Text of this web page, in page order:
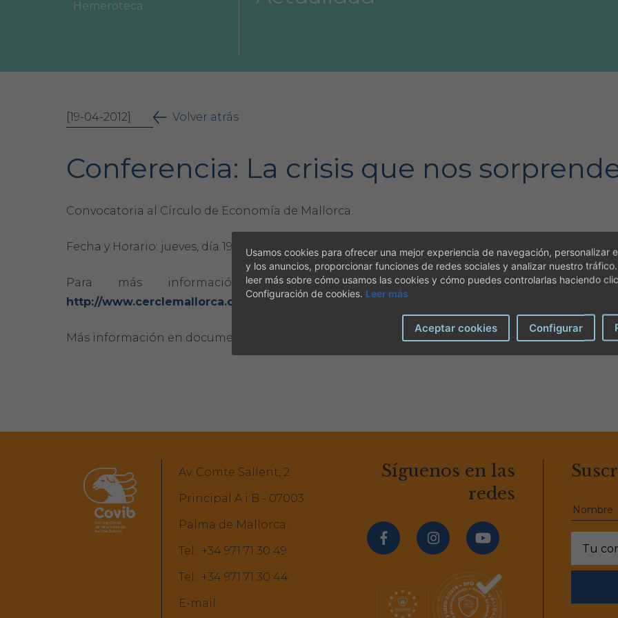
Área Colegial
Hemeroteca
[19-04-2012] Volver atrás
Conferencia: La crisis que nos
Convocatoria al Círculo de Economía de Mallorca.
Fecha y Horario: jueves, día 19 de abril, desde las 18horas a las 20:30 horas, al salón de actas del
Para más información consultáis nuestra página web:
http://www.cerclemallorca.com/ultimasentradas/2012/04/12/la-crisis-que-nos-sorpren/
Más información en documento adjunto.
Av. Comte Sallent, 2
Principal A i B - 07003
Palma de Mallorca.
Tel.: +34 971 71 30 49
Tel.: +34 971 71 30 44
E-mail:
Síguenos en las
redes
Usamos cookies para ofrecer una mejor experiencia de navegación, personalizar
y los anuncios, proporcionar funciones de redes sociales y analizar nuestro
leer más sobre cómo usamos las cookies y cómo puedes controlarlas haciendo
Configuración de cookies. Leer más
Aceptar cookies Configurar